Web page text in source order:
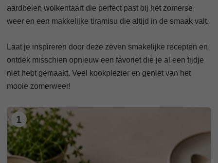
aardbeien wolkentaart die perfect past bij het zomerse
weer en een makkelijke tiramisu die altijd in de smaak valt.
Laat je inspireren door deze zeven smakelijke recepten en
ontdek misschien opnieuw een favoriet die je al een tijdje
niet hebt gemaakt. Veel kookplezier en geniet van het
mooie zomerweer!
1